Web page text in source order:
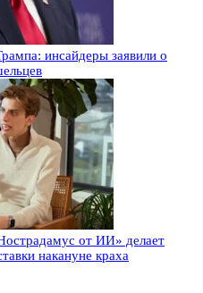
инсайдеры заявили о
от ИИ» делает
накануне краха